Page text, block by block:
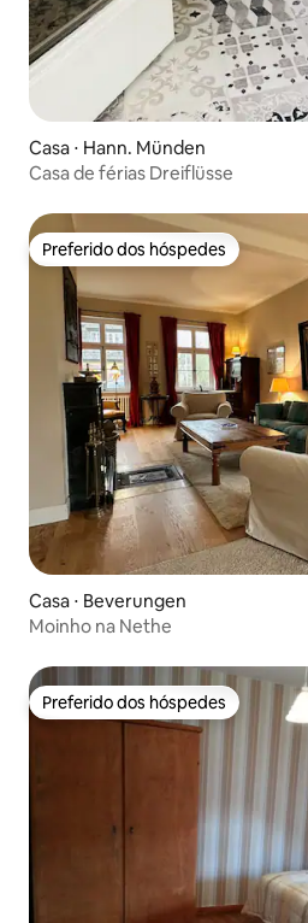
Casa ⋅ Hann. Münden
Casa de férias Dreiflüsse
Preferido dos hóspedes
Preferido dos hóspedes
Casa ⋅ Beverungen
Moinho na Nethe
Preferido dos hóspedes
Preferido dos hóspedes